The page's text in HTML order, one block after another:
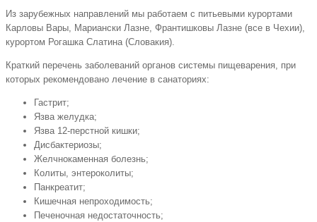
Из зарубежных направлений мы работаем с питьевыми курортами
Карловы Вары, Мариански Лазне, Франтишковы Лазне (все в Чехии),
курортом Рогашка Слатина (Словакия).
Краткий перечень заболеваний органов системы пищеварения, при
которых рекомендовано лечение в санаториях:
Гастрит;
Язва желудка;
Язва 12-перстной кишки;
Дисбактериозы;
Желчнокаменная болезнь;
Колиты, энтероколиты;
Панкреатит;
Кишечная непроходимость;
Печеночная недостаточность;